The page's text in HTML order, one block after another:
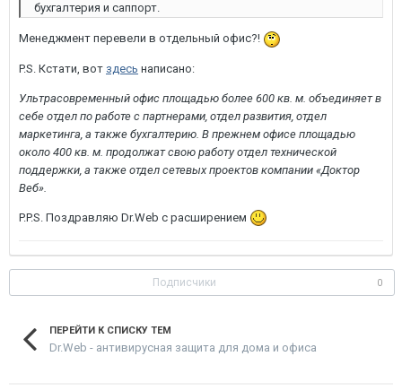
бухгалтерия и саппорт.
Менеджмент перевели в отдельный офис?!
P.S. Кстати, вот здесь написано:
Ультрасовременный офис площадью более 600 кв. м. объединяет в
себе отдел по работе с партнерами, отдел развития, отдел
маркетинга, а также бухгалтерию. В прежнем офисе площадью
около 400 кв. м. продолжат свою работу отдел технической
поддержки, а также отдел сетевых проектов компании «Доктор
Веб».
P.P.S. Поздравляю Dr.Web с расширением
Подписчики 0
ПЕРЕЙТИ К СПИСКУ ТЕМ
Dr.Web - антивирусная защита для дома и офиса